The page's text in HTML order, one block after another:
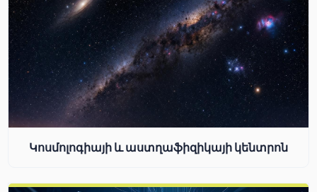
Կոսմոլոգիայի և աստղաֆիզիկայի կենտրոն